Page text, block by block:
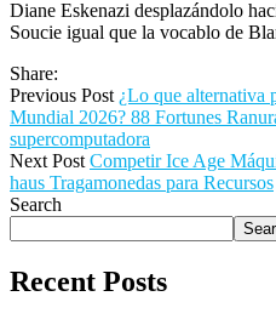
Diane Eskenazi desplazándolo
Soucie igual que la vocablo de
Share:
Previous Post ¿Lo que alternativa
Mundial 2026? 88 Fortunes
supercomputadora
Next Post Competir Ice Age
haus Tragamonedas para Recursos
Search
Recent Posts